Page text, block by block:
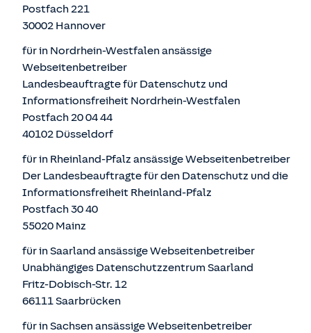
Postfach 221
30002 Hannover
für in Nordrhein-Westfalen ansässige
Webseitenbetreiber
Landesbeauftragte für Datenschutz und
Informationsfreiheit Nordrhein-Westfalen
Postfach 20 04 44
40102 Düsseldorf
für in Rheinland-Pfalz ansässige Webseitenbetreiber
Der Landesbeauftragte für den Datenschutz und die
Informationsfreiheit Rheinland-Pfalz
Postfach 30 40
55020 Mainz
für in Saarland ansässige Webseitenbetreiber
Unabhängiges Datenschutzzentrum Saarland
Fritz-Dobisch-Str. 12
66111 Saarbrücken
für in Sachsen ansässige Webseitenbetreiber